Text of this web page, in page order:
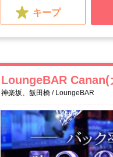
キープ
LoungeBAR Canan(
神楽坂、飯田橋 / LoungeBAR